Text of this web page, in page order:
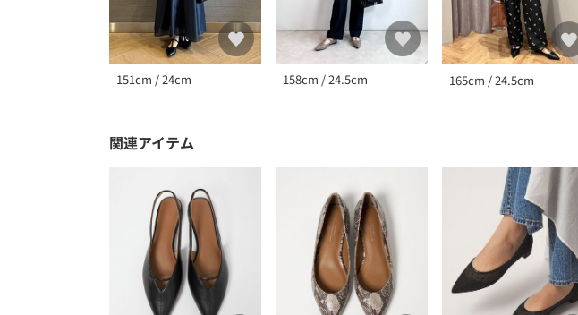
151cm / 24cm 158cm / 24.5cm 165cm / 24.5cm
関連アイテム